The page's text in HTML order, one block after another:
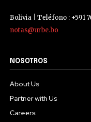
Bolivia | Teléfono : +591
notas@urbe.bo
NOSOTROS
About Us
Partner with Us
Careers